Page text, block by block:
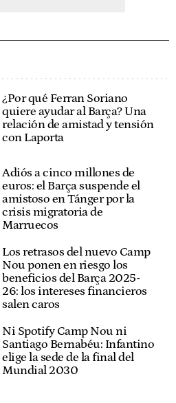
¿Por qué Ferran Soriano
quiere ayudar al Barça? Una
relación de amistad y tensión
con Laporta
Adiós a cinco millones de
euros: el Barça suspende el
amistoso en Tánger por la
crisis migratoria de
Marruecos
Los retrasos del nuevo Camp
Nou ponen en riesgo los
beneficios del Barça 2025-
26: los intereses financieros
salen caros
Ni Spotify Camp Nou ni
Santiago Bernabéu: Infantino
elige la sede de la final del
Mundial 2030